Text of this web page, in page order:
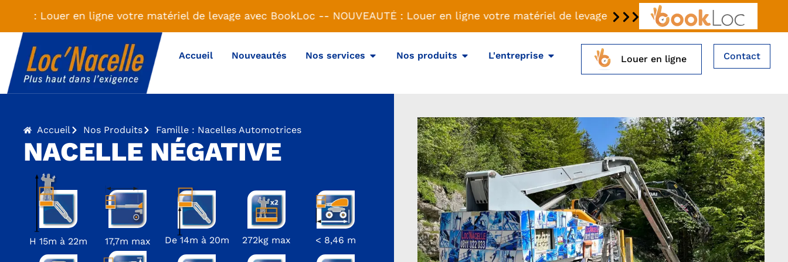
: Louer en ligne votre matériel de levage avec BookLoc - - NOUVEAUTÉ : Louer en ligne votre matériel de levage avec BookLoc -
Accueil Nouveautés Nos services Nos produits L'entreprise Louer en ligne Contact
Accueil Nos Produits Famille : Nacelles Automotrices
NACELLE NÉGATIVE
H 15m à 22m 17,7m max De 14m à 20m 272kg max < 8,46 m